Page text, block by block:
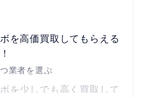
を高価買取してもらえる
業者を選ぶ
を少しでも高く買取して